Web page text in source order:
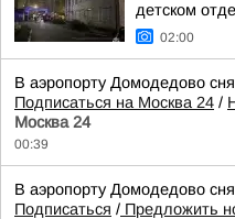
детском
02:00
В аэропорту Домодедово
Подписаться на Москва 24 /
Москва 24
00:39
В аэропорту Домодедово
Подписаться / Предложить